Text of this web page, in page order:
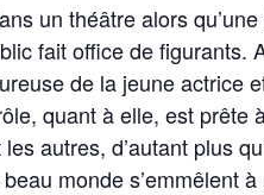
un théâtre alors
fait office de figurants.
de la jeune actrice
quant à elle, est
autres, d’autant plus
monde s’emmêlent